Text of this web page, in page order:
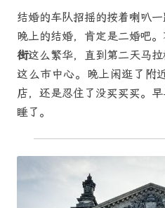
结婚的车队招摇的按着喇叭
晚上的结婚，肯定是二婚吧
街这么繁华，直到第二天马
这么市中心。晚上闲逛了附
店，还是忍住了没买买买。
睡了。